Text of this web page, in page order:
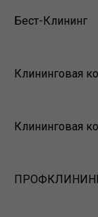
Бест-Клининг
Клининговая
Клининговая
ПРОФКЛИНИНГ